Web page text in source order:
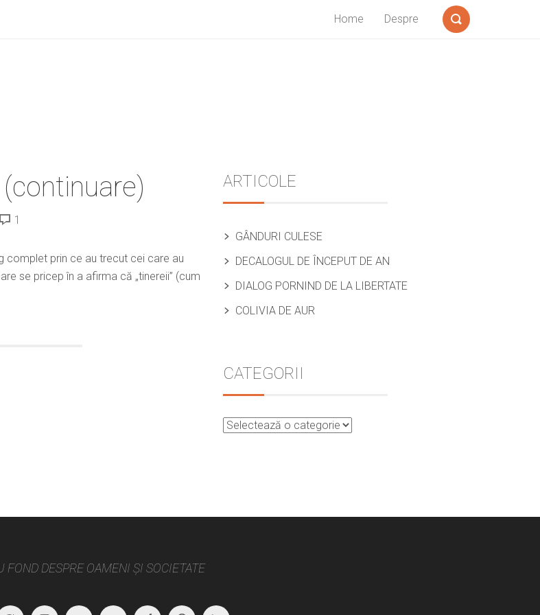
Home Despre
1
complet prin ce au trecut cei care au
se pricep în a afirma că „tinereii” (cum
Sidebar
ARTICOLE
GÂNDURI CULESE
DECALOGUL DE ÎNCEPUT DE AN
DIALOG PORNIND DE LA LIBERTATE
COLIVIA DE AUR
CATEGORII
FOND DESPRE OAMENI ȘI SOCIETATE